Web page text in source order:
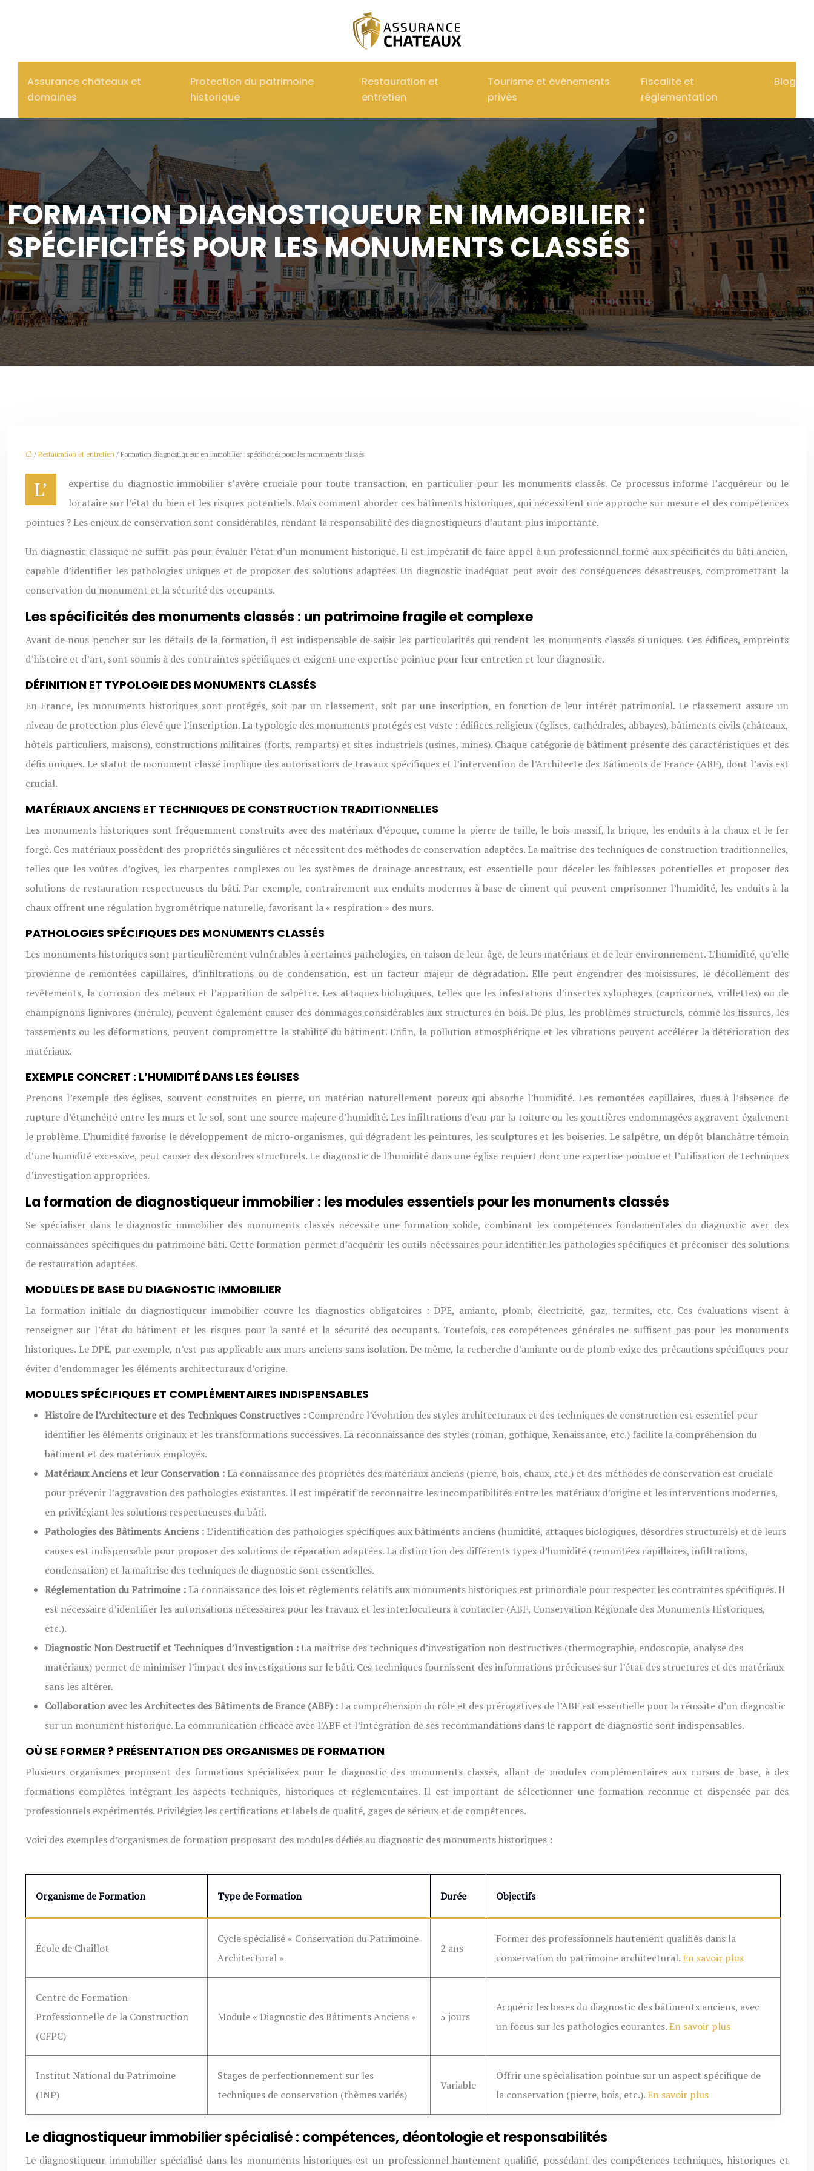
Assurance châteaux et
domaines
Protection du patrimoine
historique
Restauration et
entretien
Tourisme et événements
privés
Fiscalité et
réglementation
Blog
FORMATION DIAGNOSTIQUEUR EN IMMOBILIER :
SPÉCIFICITÉS POUR LES MONUMENTS CLASSÉS
/ Restauration et entretien / Formation diagnostiqueur en immobilier : spécificités pour les monuments classés
L’expertise du diagnostic immobilier s’avère cruciale pour toute transaction, en particulier pour les monuments classés. Ce processus informe l’acquéreur ou le
locataire sur l’état du bien et les risques potentiels. Mais comment aborder ces bâtiments historiques, qui nécessitent une approche sur mesure et des compétences
pointues ? Les enjeux de conservation sont considérables, rendant la responsabilité des diagnostiqueurs d’autant plus importante.
Un diagnostic classique ne suffit pas pour évaluer l’état d’un monument historique. Il est impératif de faire appel à un professionnel formé aux spécificités du bâti ancien,
capable d’identifier les pathologies uniques et de proposer des solutions adaptées. Un diagnostic inadéquat peut avoir des conséquences désastreuses, compromettant la
conservation du monument et la sécurité des occupants.
Les spécificités des monuments classés : un patrimoine fragile et complexe
Avant de nous pencher sur les détails de la formation, il est indispensable de saisir les particularités qui rendent les monuments classés si uniques. Ces édifices, empreints
d’histoire et d’art, sont soumis à des contraintes spécifiques et exigent une expertise pointue pour leur entretien et leur diagnostic.
DÉFINITION ET TYPOLOGIE DES MONUMENTS CLASSÉS
En France, les monuments historiques sont protégés, soit par un classement, soit par une inscription, en fonction de leur intérêt patrimonial. Le classement assure un
niveau de protection plus élevé que l’inscription. La typologie des monuments protégés est vaste : édifices religieux (églises, cathédrales, abbayes), bâtiments civils (châteaux,
hôtels particuliers, maisons), constructions militaires (forts, remparts) et sites industriels (usines, mines). Chaque catégorie de bâtiment présente des caractéristiques et des
défis uniques. Le statut de monument classé implique des autorisations de travaux spécifiques et l’intervention de l’Architecte des Bâtiments de France (ABF), dont l’avis est
crucial.
MATÉRIAUX ANCIENS ET TECHNIQUES DE CONSTRUCTION TRADITIONNELLES
Les monuments historiques sont fréquemment construits avec des matériaux d’époque, comme la pierre de taille, le bois massif, la brique, les enduits à la chaux et le fer
forgé. Ces matériaux possèdent des propriétés singulières et nécessitent des méthodes de conservation adaptées. La maîtrise des techniques de construction traditionnelles,
telles que les voûtes d’ogives, les charpentes complexes ou les systèmes de drainage ancestraux, est essentielle pour déceler les faiblesses potentielles et proposer des
solutions de restauration respectueuses du bâti. Par exemple, contrairement aux enduits modernes à base de ciment qui peuvent emprisonner l’humidité, les enduits à la
chaux offrent une régulation hygrométrique naturelle, favorisant la « respiration » des murs.
PATHOLOGIES SPÉCIFIQUES DES MONUMENTS CLASSÉS
Les monuments historiques sont particulièrement vulnérables à certaines pathologies, en raison de leur âge, de leurs matériaux et de leur environnement. L’humidité, qu’elle
provienne de remontées capillaires, d’infiltrations ou de condensation, est un facteur majeur de dégradation. Elle peut engendrer des moisissures, le décollement des
revêtements, la corrosion des métaux et l’apparition de salpêtre. Les attaques biologiques, telles que les infestations d’insectes xylophages (capricornes, vrillettes) ou de
champignons lignivores (mérule), peuvent également causer des dommages considérables aux structures en bois. De plus, les problèmes structurels, comme les fissures, les
tassements ou les déformations, peuvent compromettre la stabilité du bâtiment. Enfin, la pollution atmosphérique et les vibrations peuvent accélérer la détérioration des
matériaux.
EXEMPLE CONCRET : L’HUMIDITÉ DANS LES ÉGLISES
Prenons l’exemple des églises, souvent construites en pierre, un matériau naturellement poreux qui absorbe l’humidité. Les remontées capillaires, dues à l’absence de
rupture d’étanchéité entre les murs et le sol, sont une source majeure d’humidité. Les infiltrations d’eau par la toiture ou les gouttières endommagées aggravent également
le problème. L’humidité favorise le développement de micro-organismes, qui dégradent les peintures, les sculptures et les boiseries. Le salpêtre, un dépôt blanchâtre témoin
d’une humidité excessive, peut causer des désordres structurels. Le diagnostic de l’humidité dans une église requiert donc une expertise pointue et l’utilisation de techniques
d’investigation appropriées.
La formation de diagnostiqueur immobilier : les modules essentiels pour les monuments classés
Se spécialiser dans le diagnostic immobilier des monuments classés nécessite une formation solide, combinant les compétences fondamentales du diagnostic avec des
connaissances spécifiques du patrimoine bâti. Cette formation permet d’acquérir les outils nécessaires pour identifier les pathologies spécifiques et préconiser des solutions
de restauration adaptées.
MODULES DE BASE DU DIAGNOSTIC IMMOBILIER
La formation initiale du diagnostiqueur immobilier couvre les diagnostics obligatoires : DPE, amiante, plomb, électricité, gaz, termites, etc. Ces évaluations visent à
renseigner sur l’état du bâtiment et les risques pour la santé et la sécurité des occupants. Toutefois, ces compétences générales ne suffisent pas pour les monuments
historiques. Le DPE, par exemple, n’est pas applicable aux murs anciens sans isolation. De même, la recherche d’amiante ou de plomb exige des précautions spécifiques pour
éviter d’endommager les éléments architecturaux d’origine.
MODULES SPÉCIFIQUES ET COMPLÉMENTAIRES INDISPENSABLES
Histoire de l’Architecture et des Techniques Constructives : Comprendre l’évolution des styles architecturaux et des techniques de construction est essentiel pour
identifier les éléments originaux et les transformations successives. La reconnaissance des styles (roman, gothique, Renaissance, etc.) facilite la compréhension du
bâtiment et des matériaux employés.
Matériaux Anciens et leur Conservation : La connaissance des propriétés des matériaux anciens (pierre, bois, chaux, etc.) et des méthodes de conservation est cruciale
pour prévenir l’aggravation des pathologies existantes. Il est impératif de reconnaître les incompatibilités entre les matériaux d’origine et les interventions modernes,
en privilégiant les solutions respectueuses du bâti.
Pathologies des Bâtiments Anciens : L’identification des pathologies spécifiques aux bâtiments anciens (humidité, attaques biologiques, désordres structurels) et de leurs
causes est indispensable pour proposer des solutions de réparation adaptées. La distinction des différents types d’humidité (remontées capillaires, infiltrations,
condensation) et la maîtrise des techniques de diagnostic sont essentielles.
Réglementation du Patrimoine : La connaissance des lois et règlements relatifs aux monuments historiques est primordiale pour respecter les contraintes spécifiques. Il
est nécessaire d’identifier les autorisations nécessaires pour les travaux et les interlocuteurs à contacter (ABF, Conservation Régionale des Monuments Historiques,
etc.).
Diagnostic Non Destructif et Techniques d’Investigation : La maîtrise des techniques d’investigation non destructives (thermographie, endoscopie, analyse des
matériaux) permet de minimiser l’impact des investigations sur le bâti. Ces techniques fournissent des informations précieuses sur l’état des structures et des matériaux
sans les altérer.
Collaboration avec les Architectes des Bâtiments de France (ABF) : La compréhension du rôle et des prérogatives de l’ABF est essentielle pour la réussite d’un diagnostic
sur un monument historique. La communication efficace avec l’ABF et l’intégration de ses recommandations dans le rapport de diagnostic sont indispensables.
OÙ SE FORMER ? PRÉSENTATION DES ORGANISMES DE FORMATION
Plusieurs organismes proposent des formations spécialisées pour le diagnostic des monuments classés, allant de modules complémentaires aux cursus de base, à des
formations complètes intégrant les aspects techniques, historiques et réglementaires. Il est important de sélectionner une formation reconnue et dispensée par des
professionnels expérimentés. Privilégiez les certifications et labels de qualité, gages de sérieux et de compétences.
Voici des exemples d’organismes de formation proposant des modules dédiés au diagnostic des monuments historiques :
Organisme de Formation Type de Formation Durée Objectifs
École de Chaillot
Cycle spécialisé « Conservation du Patrimoine
Architectural »
2 ans
Former des professionnels hautement qualifiés dans la
conservation du patrimoine architectural.En savoir plus
Centre de Formation
Professionnelle de la Construction
(CFPC)
Module « Diagnostic des Bâtiments Anciens » 5 jours
Acquérir les bases du diagnostic des bâtiments anciens, avec
un focus sur les pathologies courantes.En savoir plus
Institut National du Patrimoine
(INP)
Stages de perfectionnement sur les
techniques de conservation (thèmes variés)
Variable
Offrir une spécialisation pointue sur un aspect spécifique de
la conservation (pierre, bois, etc.).En savoir plus
Le diagnostiqueur immobilier spécialisé : compétences, déontologie et responsabilités
Le diagnostiqueur immobilier spécialisé dans les monuments historiques est un professionnel hautement qualifié, possédant des compétences techniques, historiques et